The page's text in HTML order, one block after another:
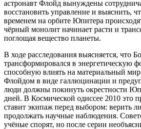
астронавт Флойд вынуждены
восстановить управление и выяснить,
временем на орбите Юпитера
чёрный монолит начинает расти и
поглощая вещество планеты.
В ходе расследования выясняется, что
трансформировался в энергетическую
способную влиять на материальный
Флойдом в виде галлюцинации и
люди должны покинуть окрестности
дней. В Космической одиссее 2010 это
ставит экипаж перед выбором: верить
продолжать научные наблюдения.
учёные спорят, но после серии